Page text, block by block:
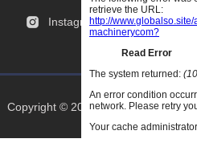
Instagram
Copyright © 2025 Goodao.Cn Alle